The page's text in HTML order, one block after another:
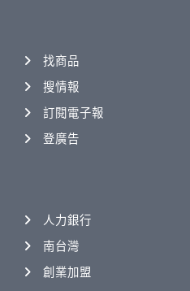
找商品
搜情報
訂閱電子報
登廣告
人力銀行
南台灣
創業加盟